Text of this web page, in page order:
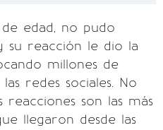
edad, no pudo
su reacción le dio la
millones de
redes sociales. No
reacciones son las más
llegaron desde las